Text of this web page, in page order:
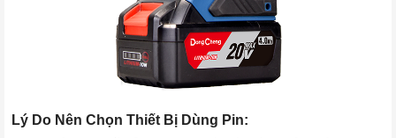
Lý Do Nên Chọn Thiết Bị Dùng Pin: